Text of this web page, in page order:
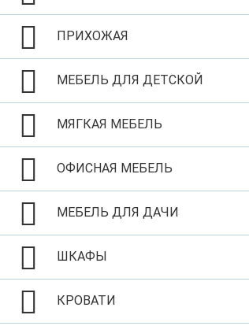
ПРИХОЖАЯ
МЕБЕЛЬ ДЛЯ ДЕТСКОЙ
МЯГКАЯ МЕБЕЛЬ
ОФИСНАЯ МЕБЕЛЬ
МЕБЕЛЬ ДЛЯ ДАЧИ
ШКАФЫ
КРОВАТИ